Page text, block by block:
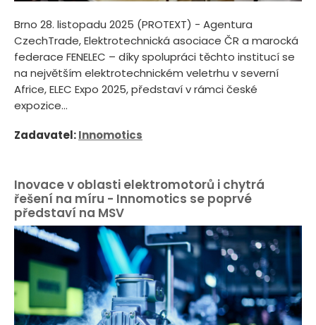
Brno 28. listopadu 2025 (PROTEXT) - Agentura
CzechTrade, Elektrotechnická asociace ČR a marocká
federace FENELEC – díky spolupráci těchto institucí se
na největším elektrotechnickém veletrhu v severní
Africe, ELEC Expo 2025, představí v rámci české
expozice...
Zadavatel:Innomotics
Inovace v oblasti elektromotorů i chytrá
řešení na míru - Innomotics se poprvé
představí na MSV